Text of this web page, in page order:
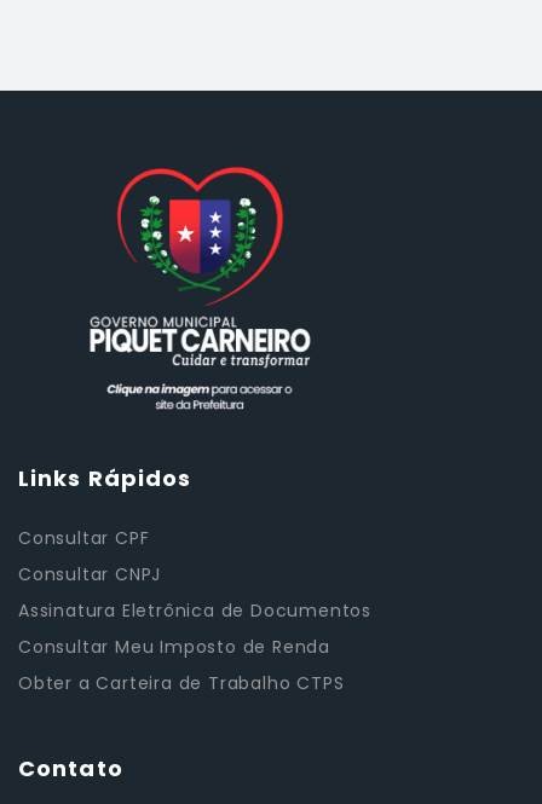
Links Rápidos
Consultar CPF
Consultar CNPJ
Assinatura Eletrônica de Documentos
Consultar Meu Imposto de Renda
Obter a Carteira de Trabalho CTPS
Contato